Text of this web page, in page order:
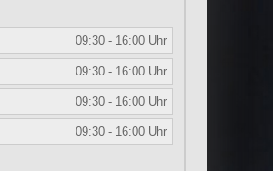
09:30 - 16:00 Uhr
09:30 - 16:00 Uhr
09:30 - 16:00 Uhr
09:30 - 16:00 Uhr